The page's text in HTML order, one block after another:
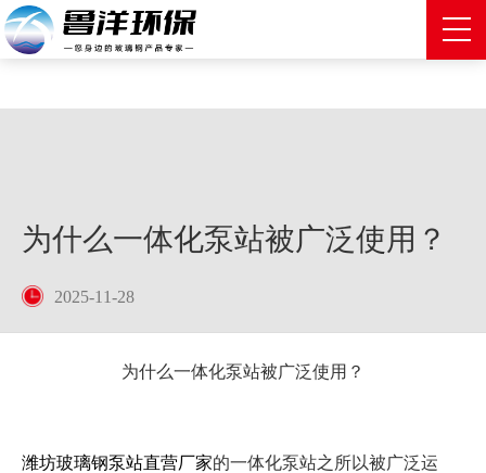
为什么一体化泵站被广泛使用？
2025-11-28
为什么一体化泵站被广泛使用？
潍坊玻璃钢泵站直营厂家的一体化泵站之所以被广泛运